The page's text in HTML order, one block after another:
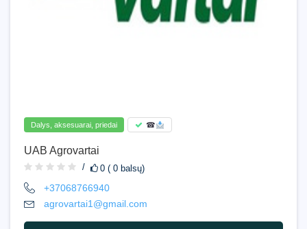
Dalys, aksesuarai, priedai ☎
UAB Agrovartai
0 ( 0 balsų)
+37068766940
agrovartai1@gmail.com